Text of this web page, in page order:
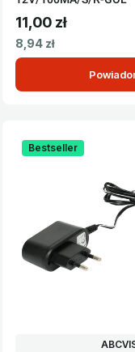
Cena brutto
11,00 zł
Cena netto
8,94 zł
Bestseller